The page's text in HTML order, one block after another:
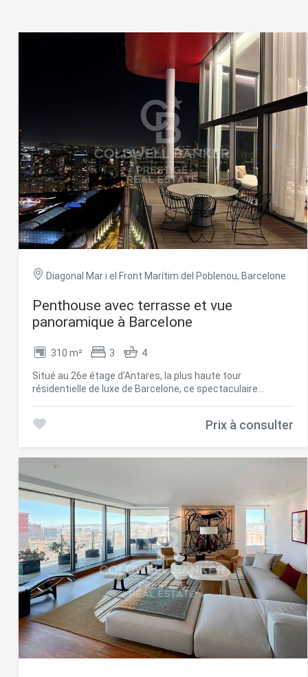
Diagonal Mar i el Front Marítim del Poblenou, Barcelone
Penthouse avec terrasse et vue
panoramique à Barcelone
310 m² 3 4
Situé au 26e étage d'Antares, la plus haute tour
résidentielle de luxe de Barcelone, ce spectaculaire
panoramiques à 360 degrés sur Barcelone, la mer
rapidement les plages et de profiter pleinement de l'art de
vivre méditerranéen. La propriété développe 310 m²
habitables et 164 m² de terrasses privatives. Ses
remarquables plafonds à double hauteur et ses grandes
baies vitrées sur toute la hauteur inondent les espaces de
lumière naturelle et placent les vues au cur de chaque
pièce. Le vaste salon-salle à manger s'intègre à une
élégante cuisine ouverte équipée d'électroménagers haut
de gamme et s'ouvre directement sur les terrasses,
idéales pour se détendre, recevoir ou dîner face à la mer.
L'espace nuit comprend trois chambres et quatre salles de
bains, dont une somptueuse suite parentale avec
dressing, salle de bains en marbre naturel et accès direct à
la terrasse. Antares propose à ses résidents des
prestations exceptionnelles : Sky Terrace avec piscine
Prix à consulter
telle
Ils
Web
Ces
site